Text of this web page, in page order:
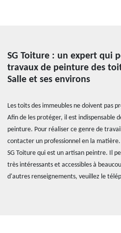
SG Toiture : un expert qui
travaux de peinture des
Salle et ses environs
Les toits des immeubles ne doivent pas
Afin de les protéger, il est indispensable
peinture. Pour réaliser ce genre de
contacter un professionnel en la
SG Toiture qui est un artisan peintre. Il
très intéressants et accessibles à
d'autres renseignements, veuillez le